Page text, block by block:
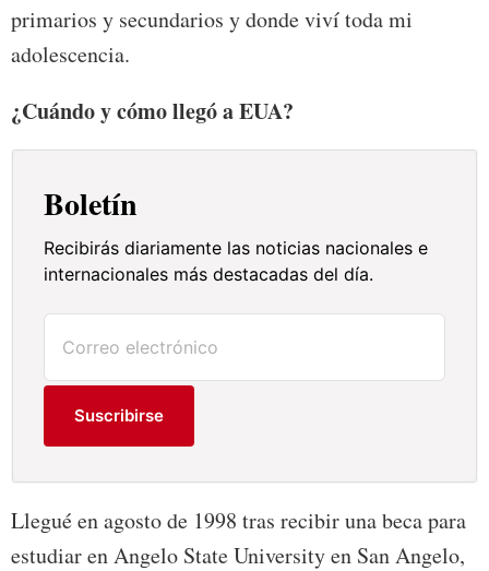
primarios y secundarios y donde viví toda mi
adolescencia.
¿Cuándo y cómo llegó a EUA?
Boletín
Recibirás diariamente las noticias nacionales e
internacionales más destacadas del día.
Suscribirse
Llegué en agosto de 1998 tras recibir una beca para
estudiar en Angelo State University en San Angelo,